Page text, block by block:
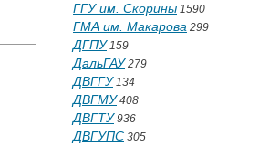
ГГУ им. Скорины 1590
ГМА им. Макарова 299
ДГПУ159
ДальГАУ279
ДВГГУ134
ДВГМУ408
ДВГТУ936
ДВГУПС 305